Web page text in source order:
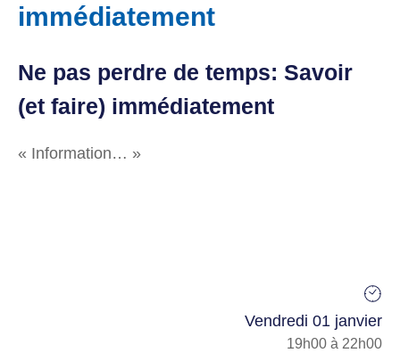
immédiatement
Ne pas perdre de temps: Savoir
(et faire) immédiatement
« Information… »
Vendredi 01 janvier
19h00 à 22h00